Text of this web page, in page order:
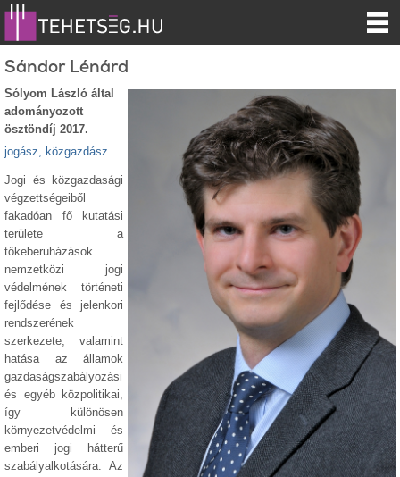
Sándor Lénárd
Sólyom László által
adományozott
ösztöndíj 2017.
jogász, közgazdász
Jogi és közgazdasági
végzettségeiből
fakadóan fő kutatási
területe a
tőkeberuházások
nemzetközi jogi
védelmének történeti
fejlődése és jelenkori
rendszerének
szerkezete, valamint
hatása az államok
gazdaságszabályozási
és egyéb közpolitikai,
így különösen
környezetvédelmi és
emberi jogi hátterű
szabályalkotására. Az